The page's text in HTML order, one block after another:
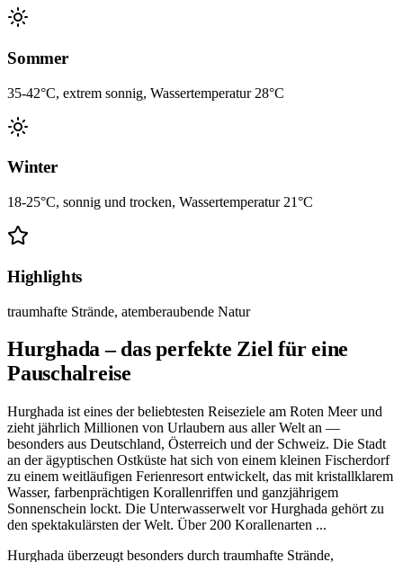
Sommer
35-42°C, extrem sonnig, Wassertemperatur 28°C
Winter
18-25°C, sonnig und trocken, Wassertemperatur 21°C
Highlights
traumhafte Strände, atemberaubende Natur
Hurghada – das perfekte Ziel für eine
Pauschalreise
Hurghada ist eines der beliebtesten Reiseziele am Roten Meer und
zieht jährlich Millionen von Urlaubern aus aller Welt an —
besonders aus Deutschland, Österreich und der Schweiz. Die Stadt
an der ägyptischen Ostküste hat sich von einem kleinen Fischerdorf
zu einem weitläufigen Ferienresort entwickelt, das mit kristallklarem
Wasser, farbenprächtigen Korallenriffen und ganzjährigem
Sonnenschein lockt. Die Unterwasserwelt vor Hurghada gehört zu
den spektakulärsten der Welt. Über 200 Korallenarten ...
Hurghada überzeugt besonders durch traumhafte Strände,